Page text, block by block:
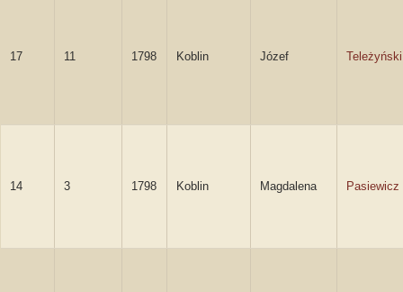
17 11 1798 Koblin Józef Teleżyński
14 3 1798 Koblin Magdalena Pasiewicz